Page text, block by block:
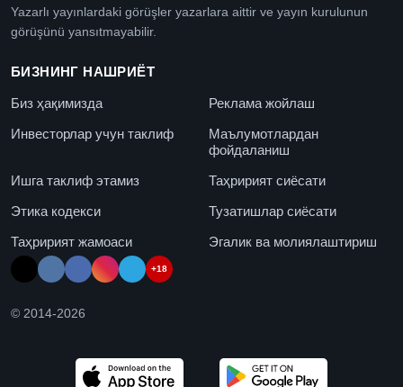
Yazarlı yayınlardaki görüşler yazarlara aittir ve yayın kurulunun
görüşünü yansıtmayabilir.
БИЗНИНГ НАШРИЁТ
Биз ҳақимизда
Реклама жойлаш
Инвесторлар учун таклиф
Маълумотлардан
фойдаланиш
Ишга таклиф этамиз
Таҳририят сиёсати
Этика кодекси
Тузатишлар сиёсати
Таҳририят жамоаси
Эгалик ва молиялаштириш
+18
© 2014-2026